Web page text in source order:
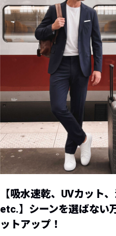
【吸水速乾、UVカット
etc.】シーンを選ばない
ットアップ！